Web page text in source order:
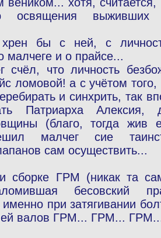
освящения выживших
бы с ней, с
малчеге и о прайсе...
счёл, что личность
ломовой! а с учётом того,
и синхрить, так
Патриарха Алексия,
(благо, тогда жив
малчег сие
сам осуществить...
сборке ГРМ (никак та
бесовский
при затягивании
валов ГРМ... ГРМ...